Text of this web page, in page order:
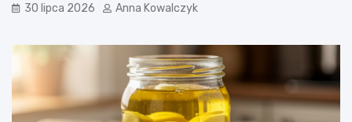
30 lipca 2026 Anna Kowalczyk